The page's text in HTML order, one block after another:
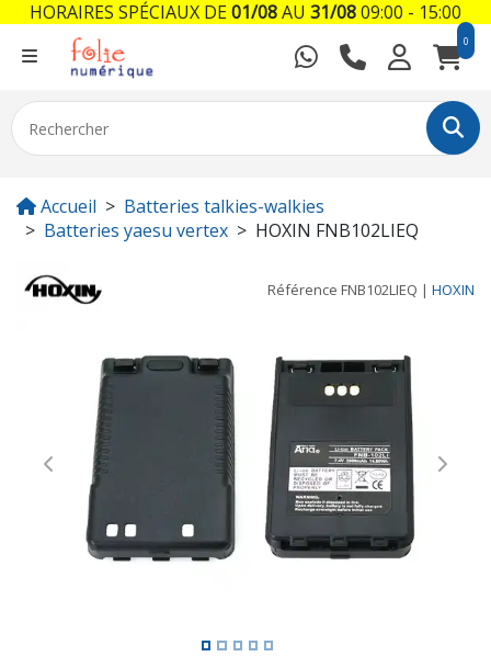
0
Accueil
Batteries talkies-walkies
Batteries yaesu vertex
HOXIN FNB102LIEQ
Référence FNB102LIEQ | HOXIN
Previous Next
HORAIRES SPÉCIAUX DE01/08AU 31/0809:00 - 15:00